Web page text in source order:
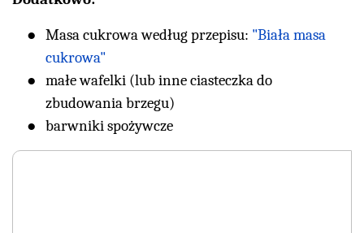
Masa cukrowa według przepisu: "Biała masa
cukrowa"
małe wafelki (lub inne ciasteczka do
zbudowania brzegu)
barwniki spożywcze